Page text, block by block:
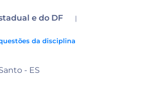
e do DF |
da disciplina
- ES